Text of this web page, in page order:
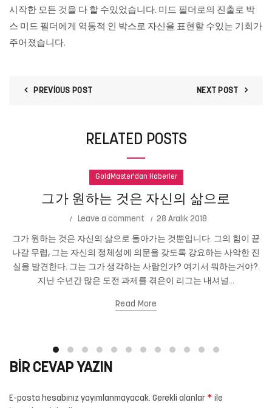
시작한 모든 것을 다 할 수있었습니다. 미드 필더로의 진출로 박
스 미드 필더에게 역동적 인 박스로 자신을 표현할 수있는 기회가
주어졌습니다.
PREVIOUS POST NEXT POST
RELATED POSTS
GoldMaster'dan Haberler
그가 원하는 것은 자신의 삶으로
Leave a comment 28 Aralık 2018
그가 원하는 것은 자신의 삶으로 돌아가는 것뿐입니다. 그의 힘이 끝
나갈 무렵, 그는 자신의 정체성에 의문을 갖도록 강요하는 사악한 진
실을 발견한다. 그는 그가 생각하는 사람인가? 여기서 뭐하는거야?.
지난 수년간 많은 도전 과제를 겪은이 리그는 내셔널...
Read More
BIR CEVAP YAZIN
E-posta hesabınız yayımlanmayacak. Gerekli alanlar * ile